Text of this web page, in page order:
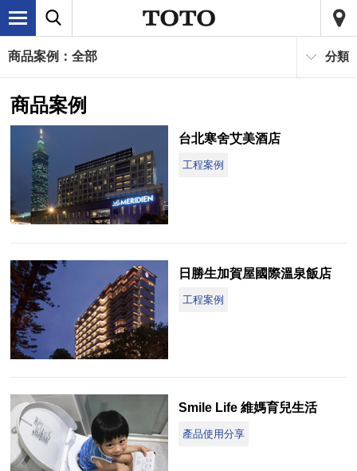
商品案例：全部 分類
商品案例
台北寒舍艾美酒店
工程案例
日勝生加賀屋國際溫泉飯店
工程案例
Smile Life 維媽育兒生活
產品使用分享